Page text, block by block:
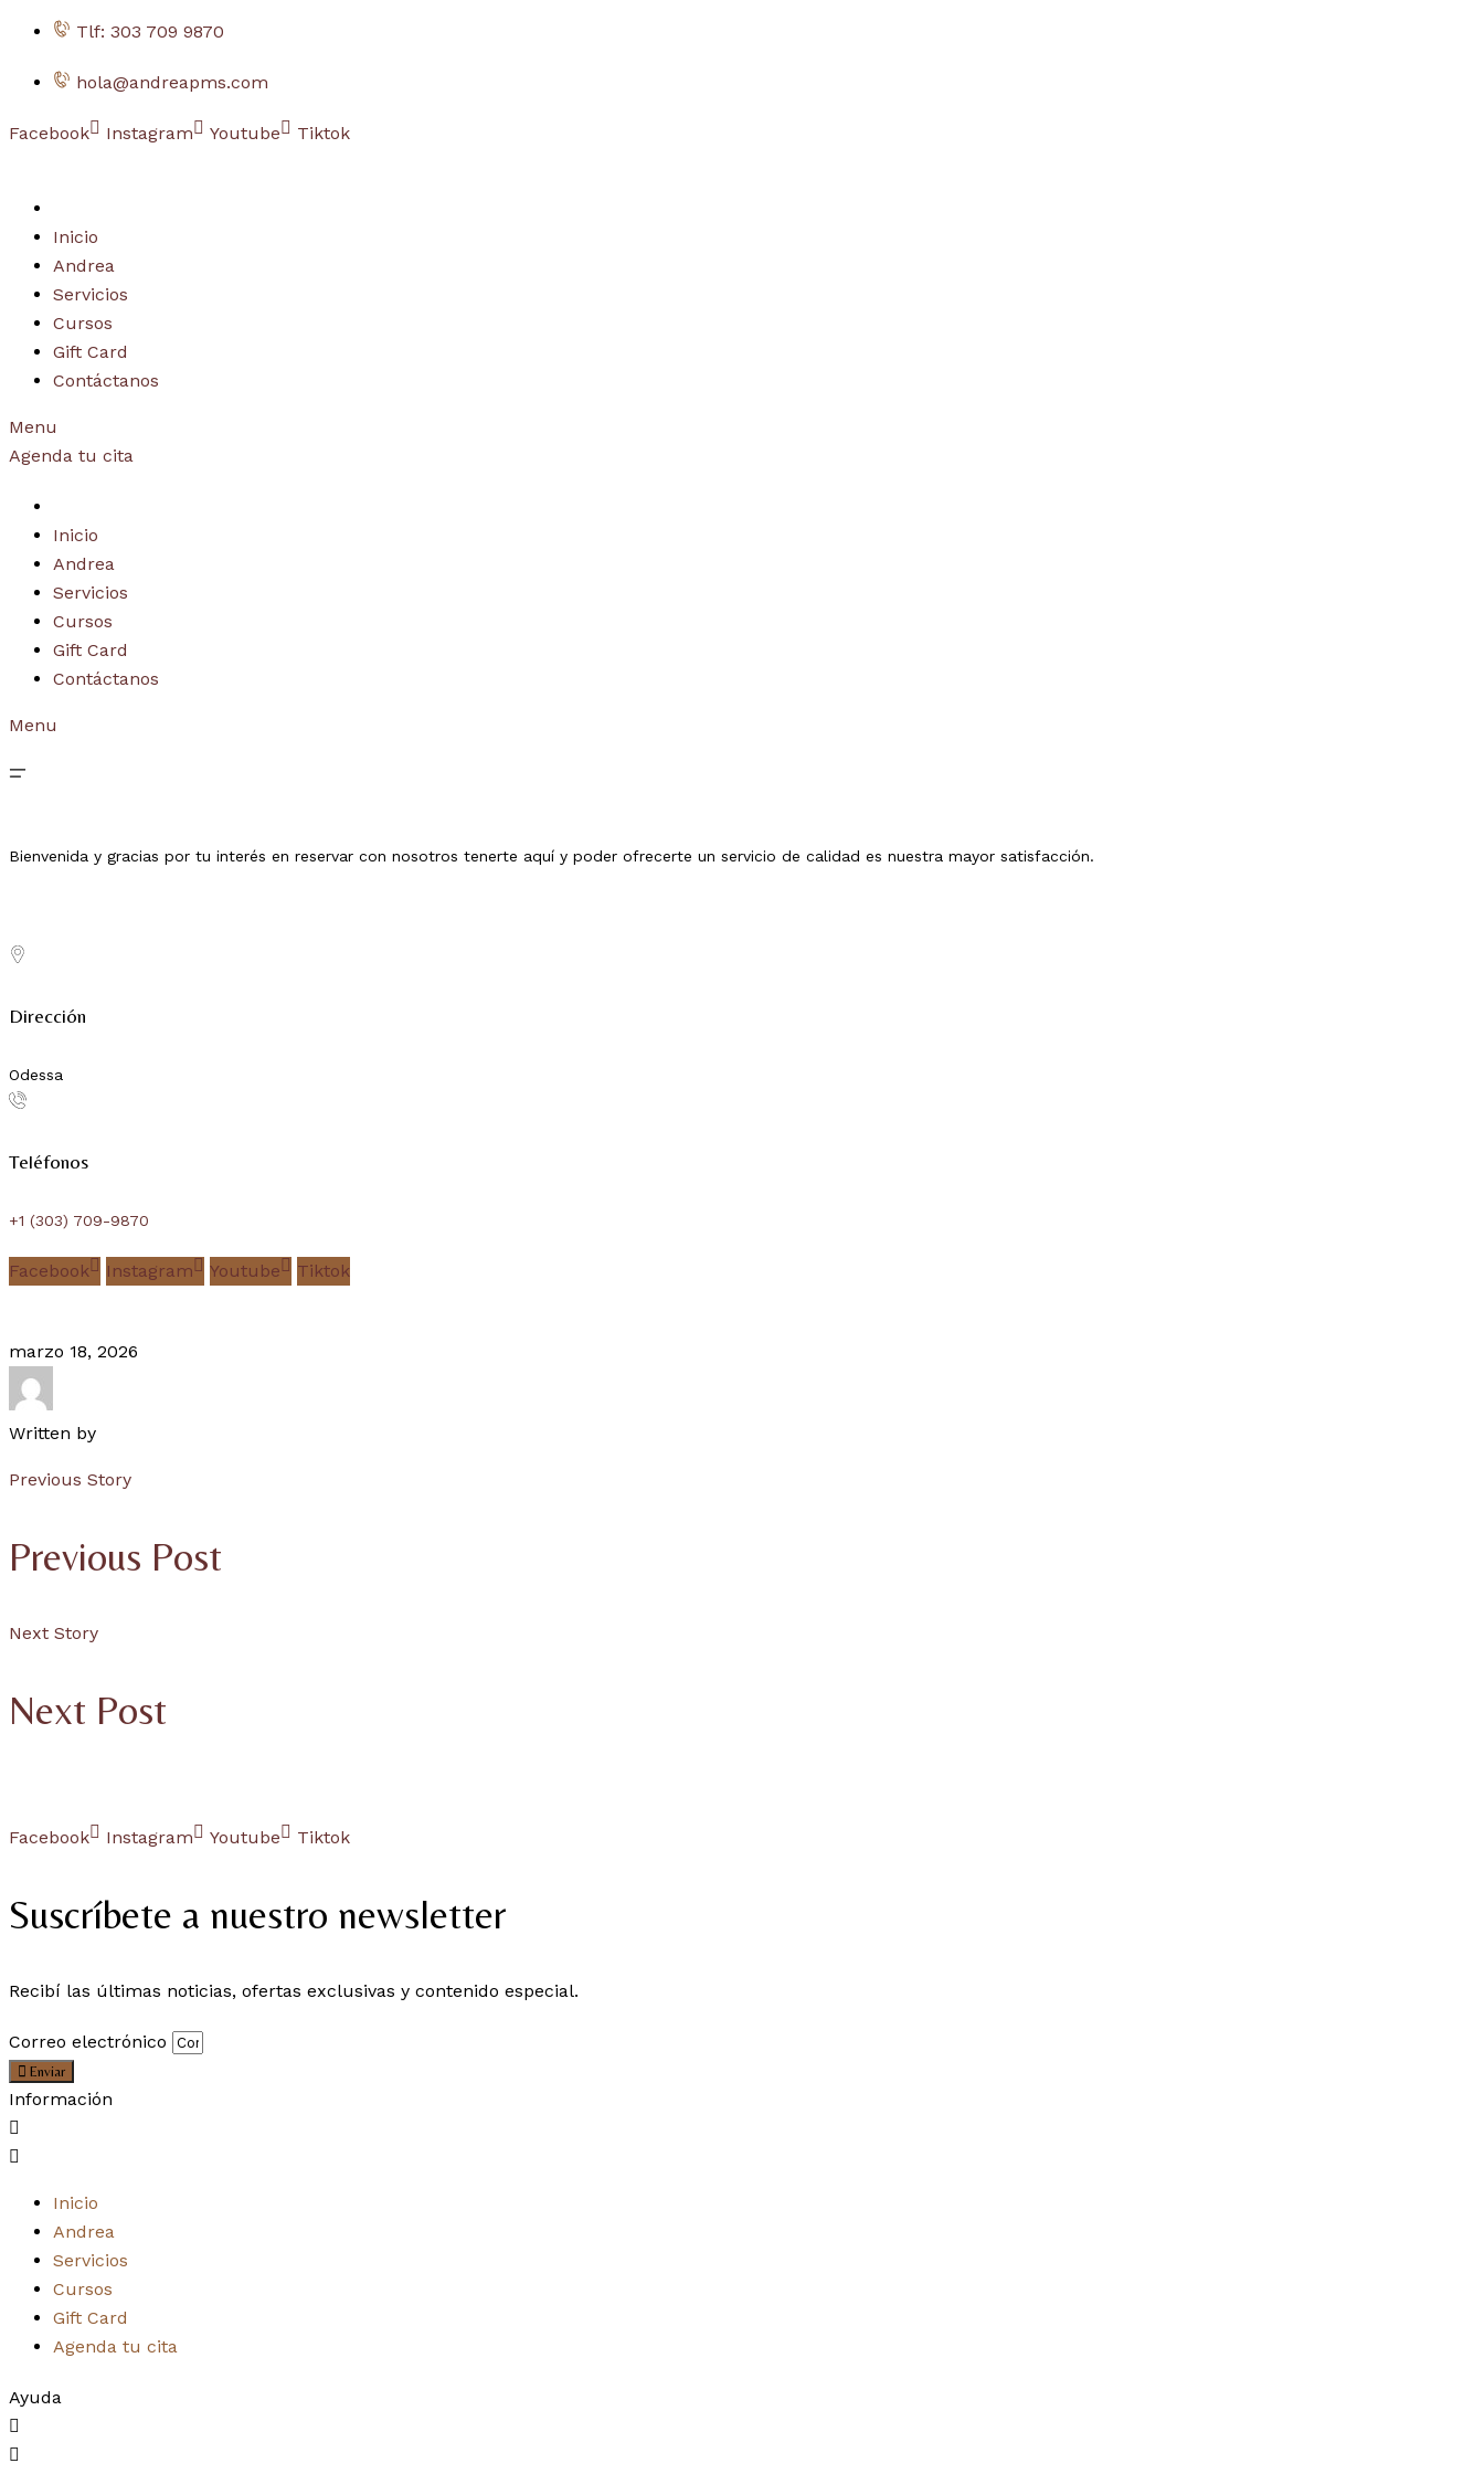
saltar
contenido
Tlf: 303 709 9870
hola@andreapms.com
Facebook Instagram Youtube Tiktok
Inicio
Andrea
Servicios
Cursos
Gift Card
Contáctanos
Menu
Agenda tu cita
Inicio
Andrea
Servicios
Cursos
Gift Card
Contáctanos
Menu
Bienvenida y gracias por tu interés en reservar con nosotros tenerte aquí y poder ofrecerte un servicio de calidad es nuestra mayor satisfacción.
Dirección
Odessa
Teléfonos
+1 (303) 709-9870
Facebook Instagram Youtube Tiktok
marzo 18, 2026
Written by
Previous Story
Previous Post
Next Story
Next Post
Facebook Instagram Youtube Tiktok
Suscríbete a nuestro newsletter
Recibí las últimas noticias, ofertas exclusivas y contenido especial.
Correo electrónico
Enviar
Información
Inicio
Andrea
Servicios
Cursos
Gift Card
Agenda tu cita
Ayuda